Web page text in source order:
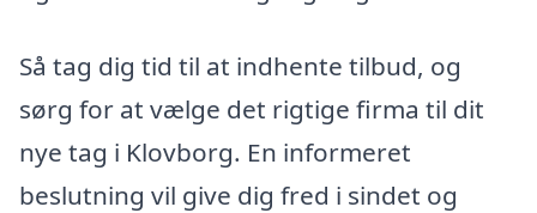
Så tag dig tid til at indhente tilbud, og
sørg for at vælge det rigtige firma til dit
nye tag i Klovborg. En informeret
beslutning vil give dig fred i sindet og